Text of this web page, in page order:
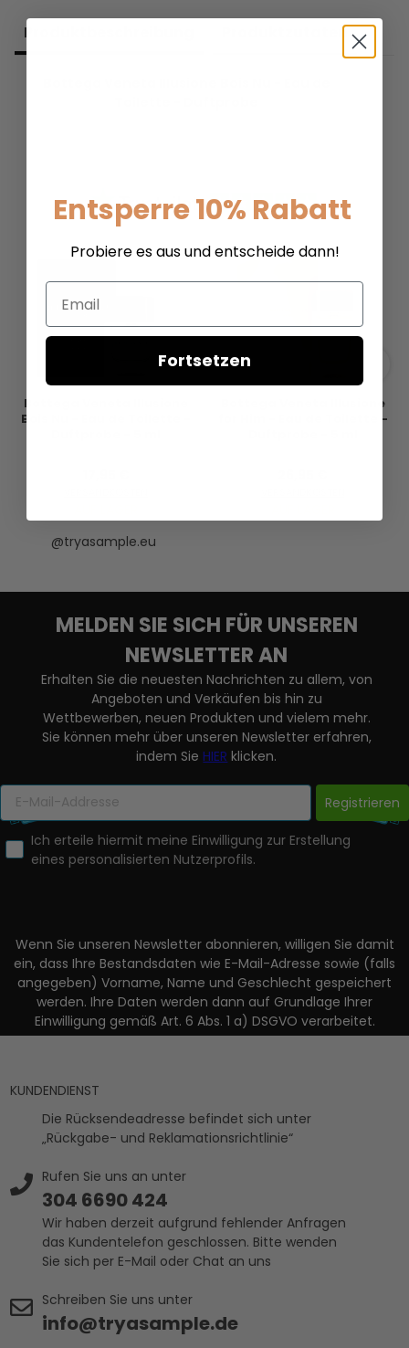
Produkt­beschreibung Produkt­zutaten
Bottega Veneta Illusione
Bois Nu - Eau de Toilette -
Bottega Veneta Illusione
for Him - Eau de Toilette -
@tryasample.eu
MELDEN SIE SICH FÜR UNSEREN
NEWSLETTER AN
Erhalten Sie die neuesten Nachrichten zu allem, von
Angeboten und Verkäufen bis hin zu
Wettbewerben, neuen Produkten und vielem mehr.
Sie können mehr über unseren Newsletter erfahren,
indem SieHIER klicken.
Registrieren
Ich erteile hiermit meine Einwilligung zur Erstellung
eines personalisierten Nutzerprofils.
Wenn Sie unseren Newsletter abonnieren, willigen Sie damit
ein, dass Ihre Bestandsdaten wie E-Mail-Adresse sowie (falls
angegeben) Vorname, Name und Geschlecht gespeichert
werden. Ihre Daten werden dann auf Grundlage Ihrer
Einwilligung gemäß Art. 6 Abs. 1 a) DSGVO verarbeitet.
KUNDENDIENST
Die Rücksendeadresse befindet sich unter
„Rückgabe- und Reklamationsrichtlinie“
Rufen Sie uns an unter
304 6690 424
Wir haben derzeit aufgrund fehlender Anfragen
das Kundentelefon geschlossen. Bitte wenden
Sie sich per E-Mail oder Chat an uns
Schreiben Sie uns unter
info@tryasample.de
Entsperre 10% Rabatt
Probiere es aus und entscheide dann!
Email
Fortsetzen